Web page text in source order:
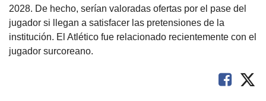
2028. De hecho, serían valoradas ofertas por el pase del
jugador si llegan a satisfacer las pretensiones de la
institución. El Atlético fue relacionado recientemente con el
jugador surcoreano.